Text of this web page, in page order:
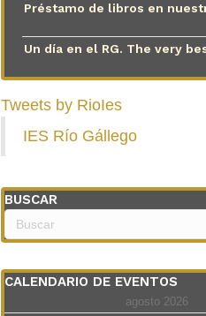
Préstamo de libros en
Un día en el RG. The very
Tweets by RioIes
IES Río Gállego
BUSCAR
CALENDARIO DE EVENTOS
agosto 2026